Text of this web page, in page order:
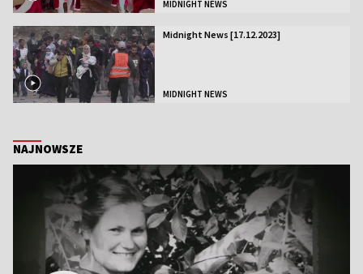
MIDNIGHT NEWS
Midnight News [17.12.2023]
MIDNIGHT NEWS
NAJNOWSZE